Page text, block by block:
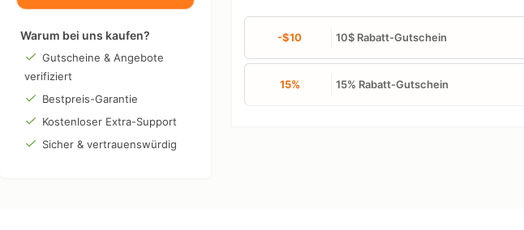
Warum bei uns kaufen?
Gutscheine & Angebote
verifiziert
Bestpreis-Garantie
Kostenloser Extra-Support
Sicher & vertrauenswürdig
-$10 10$ Rabatt-Gutschein
15% 15% Rabatt-Gutschein